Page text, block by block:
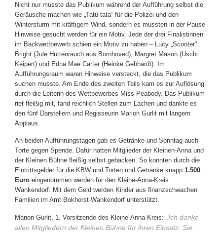
Nicht nur musste das Publikum während der Aufführung selbst die
Geräusche machen wie „Tatü tata“ für die Polizei und den
Wintersturm mit kräftigem Wind, sondern es mussten in der Pause
Hinweise gesucht werden für ein Motiv. Jede der drei Finalistinnen
im Backwettbewerb schien ein Motiv zu haben – Lucy „Scooter“
Bright (Jule Hüttenrauch aus Bornhöved), Margret Mason (Uschi
Keipert) und Edna Mae Carter (Heinke Gebhardt). Im
Aufführungsraum waren Hinweise versteckt, die das Publikum
suchen musste. Am Ende des zweiten Teils kam es zur Auflösung
durch die Leiterin des Wettbewerbes Miss Peabody. Das Publikum
riet fleißig mit, fand reichlich Stellen zum Lachen und dankte es
den fünf Darstellern und Regisseurin Marion Gurlit mit langem
Applaus.
An beiden Aufführungstagen gab es Getränke und Sonntag auch
Torte gegen Spende. Dafür hatten Mitglieder der Kleinen-Anna und
der Kleinen Bühne fleißig selbst gebacken. So konnten durch die
Eintrittsgelder für die KBW und Torten und Getränke knapp 1.500
Euro eingenommen werden für den Kleine-Anna-Kreis
Wankendorf. Mit dem Geld werden Kinder aus finanzschwachen
Familien im Amt Bokhorst-Wankendorf unterstützt.
Marion Gurlit, 1. Vorsitzende des Kleine-Anna-Kreis:
„Ich danke
allen Mitgliedern der Kleinen Bühne für ihren Einsatz. Sie